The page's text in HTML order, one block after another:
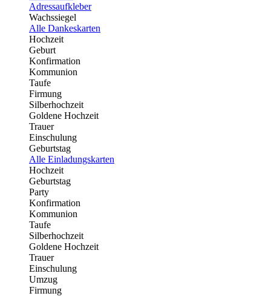
Adressaufkleber
Wachssiegel
Alle Dankeskarten
Hochzeit
Geburt
Konfirmation
Kommunion
Taufe
Firmung
Silberhochzeit
Goldene Hochzeit
Trauer
Einschulung
Geburtstag
Alle Einladungskarten
Hochzeit
Geburtstag
Party
Konfirmation
Kommunion
Taufe
Silberhochzeit
Goldene Hochzeit
Trauer
Einschulung
Umzug
Firmung